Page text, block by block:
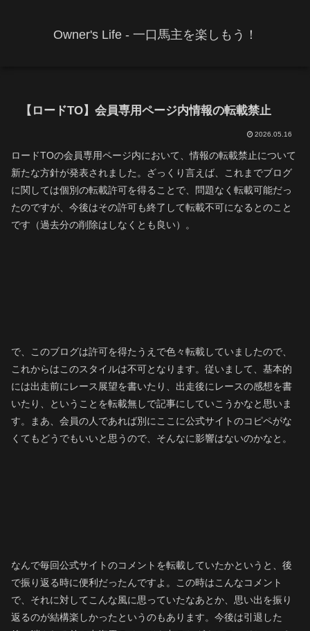
Owner's Life - 一口馬主を楽しもう！
【ロードTO】会員専用ページ内情報の転載禁止
2026.05.16
ロードTOの会員専用ページ内において、情報の転載禁止について
新たな方針が発表されました。ざっくり言えば、これまでブログ
に関しては個別の転載許可を得ることで、問題なく転載可能だっ
たのですが、今後はその許可も終了して転載不可になるとのこと
です（過去分の削除はしなくとも良い）。
で、このブログは許可を得たうえで色々転載していましたので、
これからはこのスタイルは不可となります。従いまして、基本的
には出走前にレース展望を書いたり、出走後にレースの感想を書
いたり、ということを転載無しで記事にしていこうかなと思いま
す。まあ、会員の人であれば別にここに公式サイトのコピペがな
くてもどうでもいいと思うので、そんなに影響はないのかなと。
なんで毎回公式サイトのコメントを転載していたかというと、後
で振り返る時に便利だったんですよ。この時はこんなコメント
で、それに対してこんな風に思っていたなあとか、思い出を振り
返るのが結構楽しかったというのもあります。今後は引退した